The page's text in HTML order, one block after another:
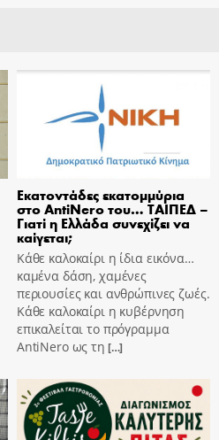
Εκατοντάδες εκατομμύρια
στο AntiNero του… ΤΑΙΠΕΔ –
Γιατί η Ελλάδα συνεχίζει να
καίγεται;
Κάθε καλοκαίρι η ίδια εικόνα…
καμένα δάση, χαμένες
περιουσίες και ανθρώπινες ζωές.
Κάθε καλοκαίρι η κυβέρνηση
επικαλείται το πρόγραμμα
AntiNero ως τη […]